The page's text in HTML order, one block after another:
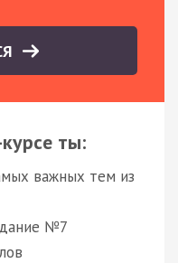
ты:
важных тем из
№7